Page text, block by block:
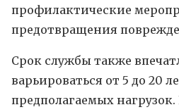
профилактические
предотвращения
Срок службы также
варьироваться от 5 до 20
предполагаемых нагрузок.